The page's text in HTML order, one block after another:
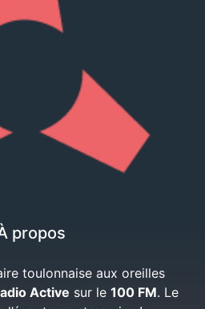
propos
toulonnaise aux oreilles
Active sur le 100 FM. Le